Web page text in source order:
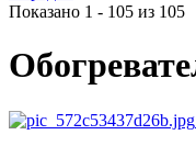
Показано 1 - 105 из 105